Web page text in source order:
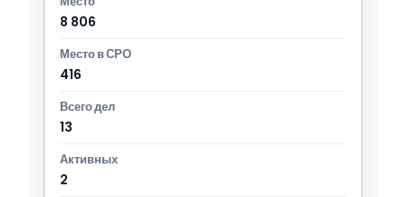
8 806
416
13
2